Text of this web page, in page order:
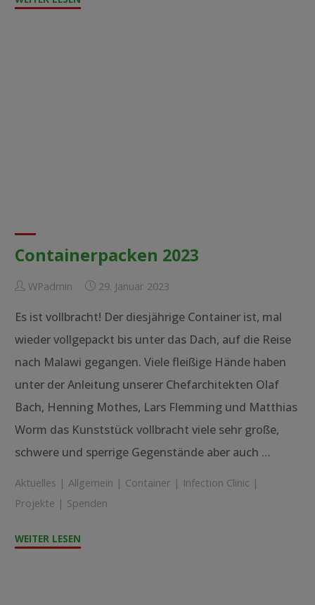
Containerpacken 2023
WPadmin 29. Januar 2023
Es ist vollbracht! Der diesjährige Container ist, mal
wieder vollgepackt bis unter das Dach, auf die Reise
nach Malawi gegangen. Viele fleißige Hände haben
unter der Anleitung unserer Chefarchitekten Olaf
Bach, Henning Mothes, Lars Flemming und Matthias
Worm das Kunststück vollbracht viele sehr große,
schwere und sperrige Gegenstände aber auch …
Aktuelles | Allgemein | Container | Infection Clinic |
Projekte | Spenden
WEITER LESEN